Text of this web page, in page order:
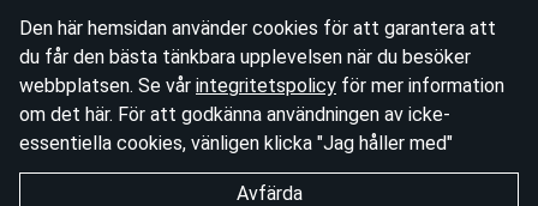
Den här hemsidan använder cookies för att garantera att
du får den bästa tänkbara upplevelsen när du besöker
webbplatsen. Se vår integritetspolicy för mer information
om det här. För att godkänna användningen av icke-
essentiella cookies, vänligen klicka "Jag håller med"
Avfärda